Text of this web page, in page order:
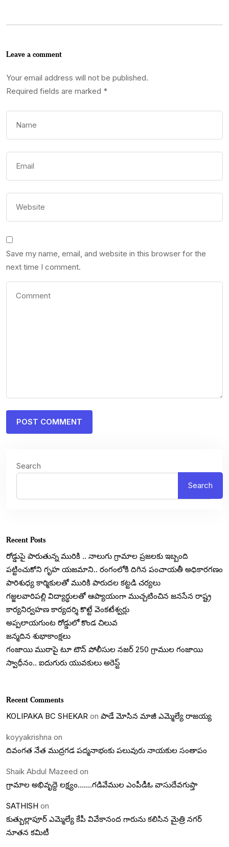
Leave a comment
Your email address will not be published.
Required fields are marked *
Save my name, email, and website in this browser for the
next time I comment.
Search
Search
Recent Posts
రోడ్డుపై పారుతున్న మురికి .. నాలుగు గ్రామాల ప్రజలకు ఇబ్బంది
పట్టించుకోని గృహ యజమాని.. రంగంలోకి దిగిన పంచాయతీ అధికారగణం
పారిశుధ్య కార్మికులతో మురికి పారుదల కట్టడి చర్యలు
గజ్జలవారిపల్లి విద్యార్థులతో ఆప్యాయంగా ముచ్చటించిన జనసేన రాష్ట్ర
కార్యనిర్వహణ కార్యదర్శి కొట్టే వెంకటేశ్వర్లు
అప్పలాయగుంట రోడ్డులో కొండ చిలువ
జన్మదిన శుభాకాంక్షలు
గంజాయి ముఠాపై టూ టౌన్ పోలీసుల నజర్ 250 గ్రాముల గంజాయి
స్వాధీనం.. ఐదుగురు యువకులు అరెస్ట్
Recent Comments
KOLIPAKA BC SHEKAR on పాడే మోసిన మాజీ ఎమ్మెల్యే రాజయ్య
koyyakrishna on
దివంగత నేత ముద్రగడ పద్మనాభంకు పలువురు నాయకుల సంతాపం
Shaik Abdul Mazeed on
గ్రామాల అభివృద్దె లక్ష్యం…….గడివేముల ఎంపీడీఓ వాసుదేవగుప్తా
SATHISH on
కుత్బుల్లాపూర్ ఎమ్మెల్యే కేపీ వివేకానంద గారును కలిసిన మైత్రి నగర్
నూతన కమిటీ